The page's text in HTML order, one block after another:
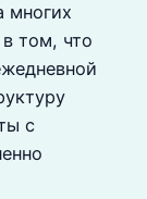
многих
том, что
с